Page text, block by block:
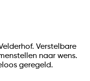
Verstelbare
naar wens.
geregeld.